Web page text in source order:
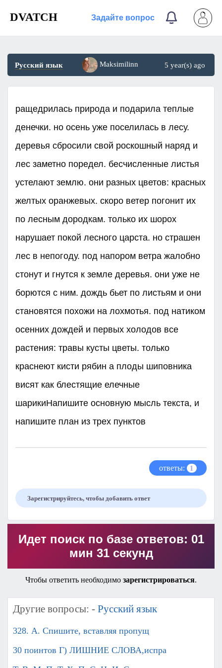
DVATCH Задайте вопрос
Русский язык Maksimilinn 5 year(s) ago
ращедрилась природа и подарила теплые
денечки. но осень уже поселилась в лесу.
деревья сбросили свой роскошный наряд и
лес заметно поредел. бесчисленные листья
устелают землю. они разных цветов: красных
желтых оранжевых. скоро ветер погонит их
по лесным дородкам. только их шорох
нарушает покой лесного царста. но страшен
лес в непогоду. под напором ветра жалобно
стонут и гнутся к земле деревья. они уже не
борются с ним. дождь бьет по листьям и они
становятся похожи на лохмотья. под натиком
осенних дождей и первых холодов все
растения: травы кусты цветы. только
краснеют кисти рябин а плоды шиповника
висят как блестящие елечные
шарикиНапишите основную мысль текста, и
напишите план из трех пунктов ​
ответы: 1
Зарегистрируйтесь, чтобы добавить ответ
Идет поиск по базе ответов: 01
мин 31 секунд
Чтобы ответить необходимо зарегистрироваться.
Другие вопросы: - Русский язык
328. А. Спишите, вставляя пропущ
30 поинтов Г) ЛИШНИЕ СЛОВА,испра